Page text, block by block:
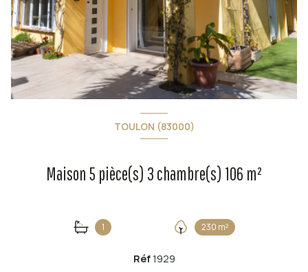
TOULON (83000)
Maison 5 pièce(s) 3 chambre(s) 106 m²
1 230 m²
Réf1929